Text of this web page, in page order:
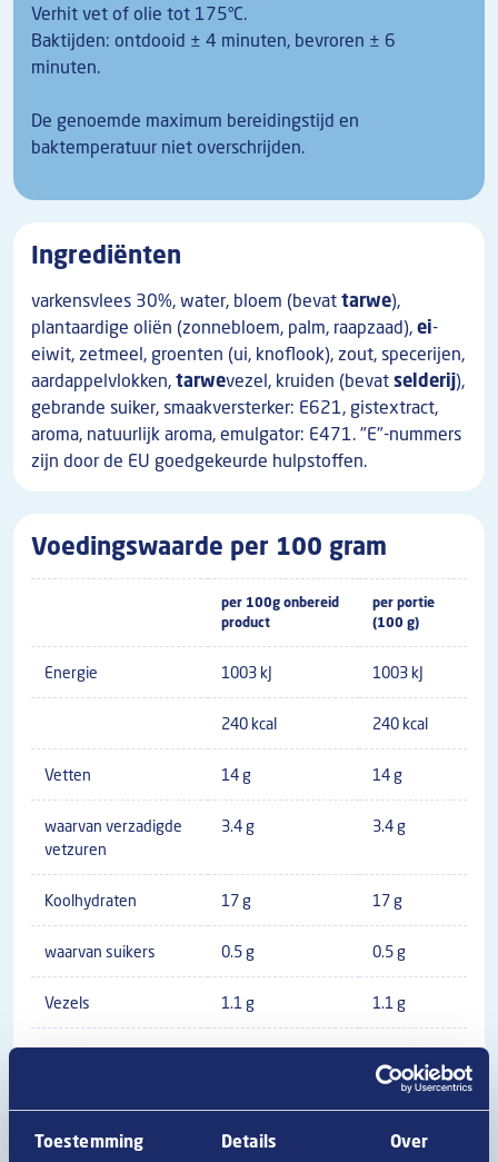
Toestemming Details Over
Verhit vet of olie tot 175°C.
Baktijden: ontdooid ± 4 minuten, bevroren ± 6
minuten.
De genoemde maximum bereidingstijd en
baktemperatuur niet overschrijden.
Ingrediënten
varkensvlees 30%, water, bloem (bevattarwe),
plantaardige oliën (zonnebloem, palm, raapzaad),ei-
eiwit, zetmeel, groenten (ui, knoflook), zout, specerijen,
aardappelvlokken,tarwevezel, kruiden (bevatselderij),
gebrande suiker, smaakversterker: E621, gistextract,
aroma, natuurlijk aroma, emulgator: E471. "E"-nummers
zijn door de EU goedgekeurde hulpstoffen.
Voedingswaarde per 100 gram
per 100g onbereid
product
per portie
(100 g)
Energie 1003 kJ 1003 kJ
240 kcal 240 kcal
Vetten 14 g 14 g
waarvan verzadigde
vetzuren
3.4 g 3.4 g
Koolhydraten 17 g 17 g
waarvan suikers 0.5 g 0.5 g
Vezels 1.1 g 1.1 g
Eiwitten 11 g 11 g
Zout 1.2 g 1.2 g